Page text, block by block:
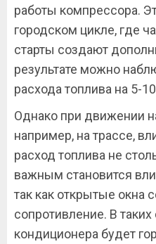
работы компрессора.
городском цикле, где
старты создают
результате можно
расхода топлива на 5-
Однако при движении
например, на трассе,
расход топлива не
важным становится
так как открытые окна
сопротивление. В
кондиционера будет